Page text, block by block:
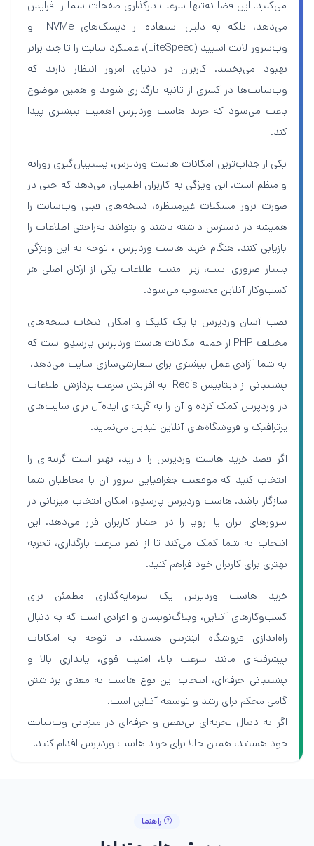
می‌کنید. این فضا نه‌تنها سرعت بارگذاری صفحات شما را افزایش
می‌دهد، بلکه به دلیل استفاده از دیسک‌های NVMe و
وب‌سرور لایت اسپید (LiteSpeed)، عملکرد سایت را تا چند برابر
بهبود می‌بخشد. کاربران در دنیای امروز انتظار دارند که
وب‌سایت‌ها در کسری از ثانیه بارگذاری شوند و همین موضوع
باعث می‌شود که خرید هاست وردپرس اهمیت بیشتری پیدا
کند.
یکی از جذاب‌ترین امکانات هاست وردپرس، پشتیبان‌گیری روزانه
و منظم است. این ویژگی به کاربران اطمینان می‌دهد که حتی در
صورت بروز مشکلات غیرمنتظره، نسخه‌های قبلی وب‌سایت را
همیشه در دسترس داشته باشند و بتوانند به‌راحتی اطلاعات را
بازیابی کنند. هنگام خرید هاست وردپرس ، توجه به این ویژگی
بسیار ضروری است، زیرا امنیت اطلاعات یکی از ارکان اصلی هر
کسب‌وکار آنلاین محسوب می‌شود.
نصب آسان وردپرس با یک کلیک و امکان انتخاب نسخه‌های
مختلف PHP از جمله امکانات هاست وردپرس پارسدِو است که
به شما آزادی عمل بیشتری برای سفارشی‌سازی سایت می‌دهد.
پشتیبانی از دیتابیس Redis به افزایش سرعت پردازش اطلاعات
در وردپرس کمک کرده و آن را به گزینه‌ای ایده‌آل برای سایت‌های
پرترافیک و فروشگاه‌های آنلاین تبدیل می‌نماید.
اگر قصد خرید هاست وردپرس را دارید، بهتر است گزینه‌ای را
انتخاب کنید که موقعیت جغرافیایی سرور آن با مخاطبان شما
سازگار باشد. هاست وردپرس پارسدِو، امکان انتخاب میزبانی در
سرورهای ایران یا اروپا را در اختیار کاربران قرار می‌دهد. این
انتخاب به شما کمک می‌کند تا از نظر سرعت بارگذاری، تجربه
بهتری برای کاربران خود فراهم کنید.
خرید هاست وردپرس یک سرمایه‌گذاری مطمئن برای
کسب‌وکارهای آنلاین، وبلاگ‌نویسان و افرادی است که به دنبال
راه‌اندازی فروشگاه اینترنتی هستند. با توجه به امکانات
پیشرفته‌ای مانند سرعت بالا، امنیت قوی، پایداری بالا و
پشتیبانی حرفه‌ای، انتخاب این نوع هاست به معنای برداشتن
گامی محکم برای رشد و توسعه آنلاین است.
اگر به دنبال تجربه‌ای بی‌نقص و حرفه‌ای در میزبانی وب‌سایت
خود هستید، همین حالا برای خرید هاست وردپرس اقدام کنید.
راهنما